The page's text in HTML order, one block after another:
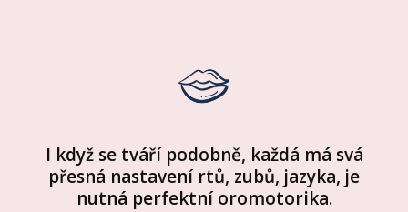
I když se tváří podobně, každá má svá
přesná nastavení rtů, zubů, jazyka, je
nutná perfektní oromotorika.